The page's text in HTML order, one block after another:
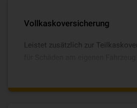
Vollkasko­ver­si­che­rung
Leistet zusätzlich zur